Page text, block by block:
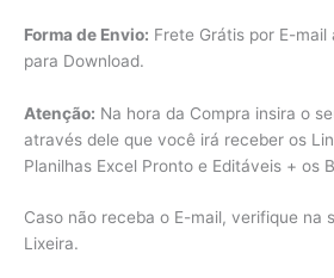
Forma de Envio: Frete Grátis por E-
para Download.
Atenção: Na hora da Compra insira o
através dele que você irá receber os
Planilhas Excel Pronto e Editáveis + os
Caso não receba o E-mail, verifique na
Lixeira.